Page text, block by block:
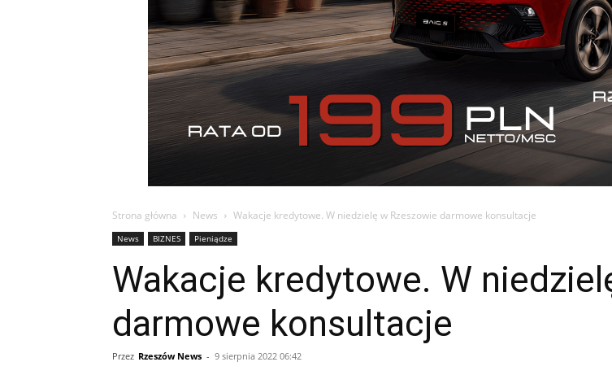
Strona główna News Wakacje kredytowe. W niedzielę w Rzeszowie darmowe konsultacje
News BIZNES Pieniądze
Wakacje kredytowe. W
darmowe konsultacje
Przez Rzeszów News - 9 sierpnia 2022 06:42